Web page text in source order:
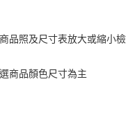
品照及尺寸表放大或縮小檢
商品顏色尺寸為主